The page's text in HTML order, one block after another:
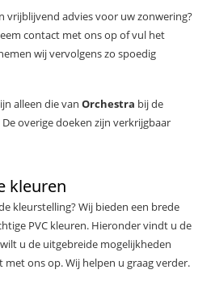
vrijblijvend advies voor uw zonwering?
contact met ons op of vul het
wij vervolgens zo spoedig
alleen die van Orchestra bij de
De overige doeken zijn verkrijgbaar
kleuren
kleurstelling? Wij bieden een brede
PVC kleuren. Hieronder vindt u de
u de uitgebreide mogelijkheden
ons op. Wij helpen u graag verder.